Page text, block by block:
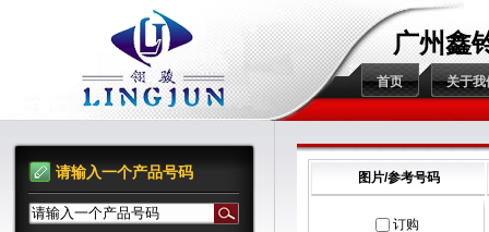
广州鑫
首页 关于我
图片/参考号码
订购
请输入一个产品号码
请输入一个产品号码